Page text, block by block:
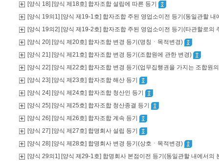
[양식 18] [양식 제18호] 합자조합 설립에 따른 등기
[양식 19의1] [양식 제19-1호] 합자조합 주된 영업소이전 등기(동일관할
[양식 19의2] [양식 제19-2호] 합자조합 주된 영업소이전 등기(타관할로의
[양식 20] [양식 제20호] 합자조합 변경 등기(명칭ㆍ목적변경)
[양식 21] [양식 제21호] 합자조합 변경 등기(조합원에 관한 변경)
[양식 22] [양식 제22호] 합자조합 변경 등기(업무집행권을 가지는 조합원
[양식 23] [양식 제23호] 합자조합 해산 등기
[양식 24] [양식 제24호] 합자조합 청산인 등기
[양식 25] [양식 제25호] 합자조합 청산종결 등기
[양식 26] [양식 제26호] 합자조합 계속 등기
[양식 27] [양식 제27호] 합명회사 설립 등기
[양식 28] [양식 제28호] 합명회사 변경 등기(상호ㆍ목적변경)
[양식 29의1] [양식 제29-1호] 합명회사 본점이전 등기(동일관할 내에서의